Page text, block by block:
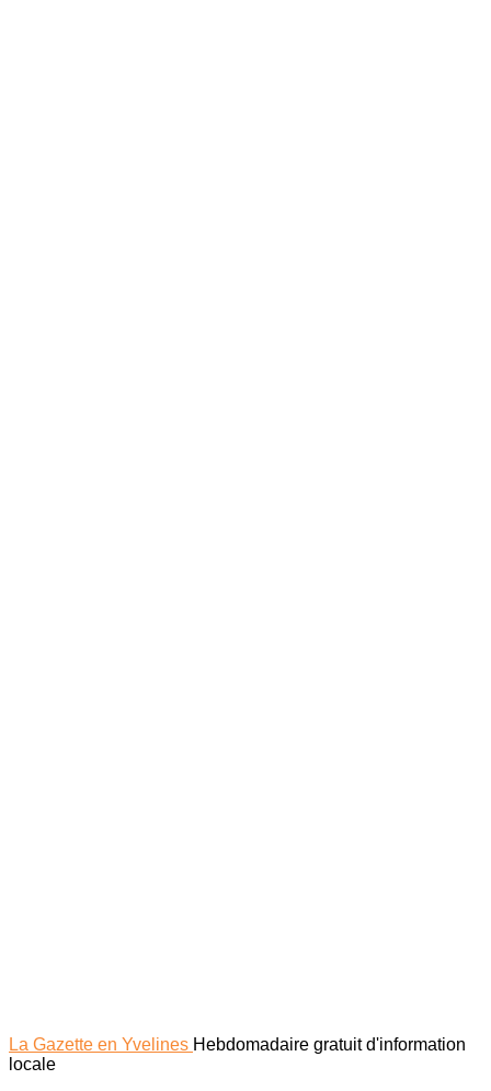
La Gazette en Yvelines Hebdomadaire gratuit d'information
locale